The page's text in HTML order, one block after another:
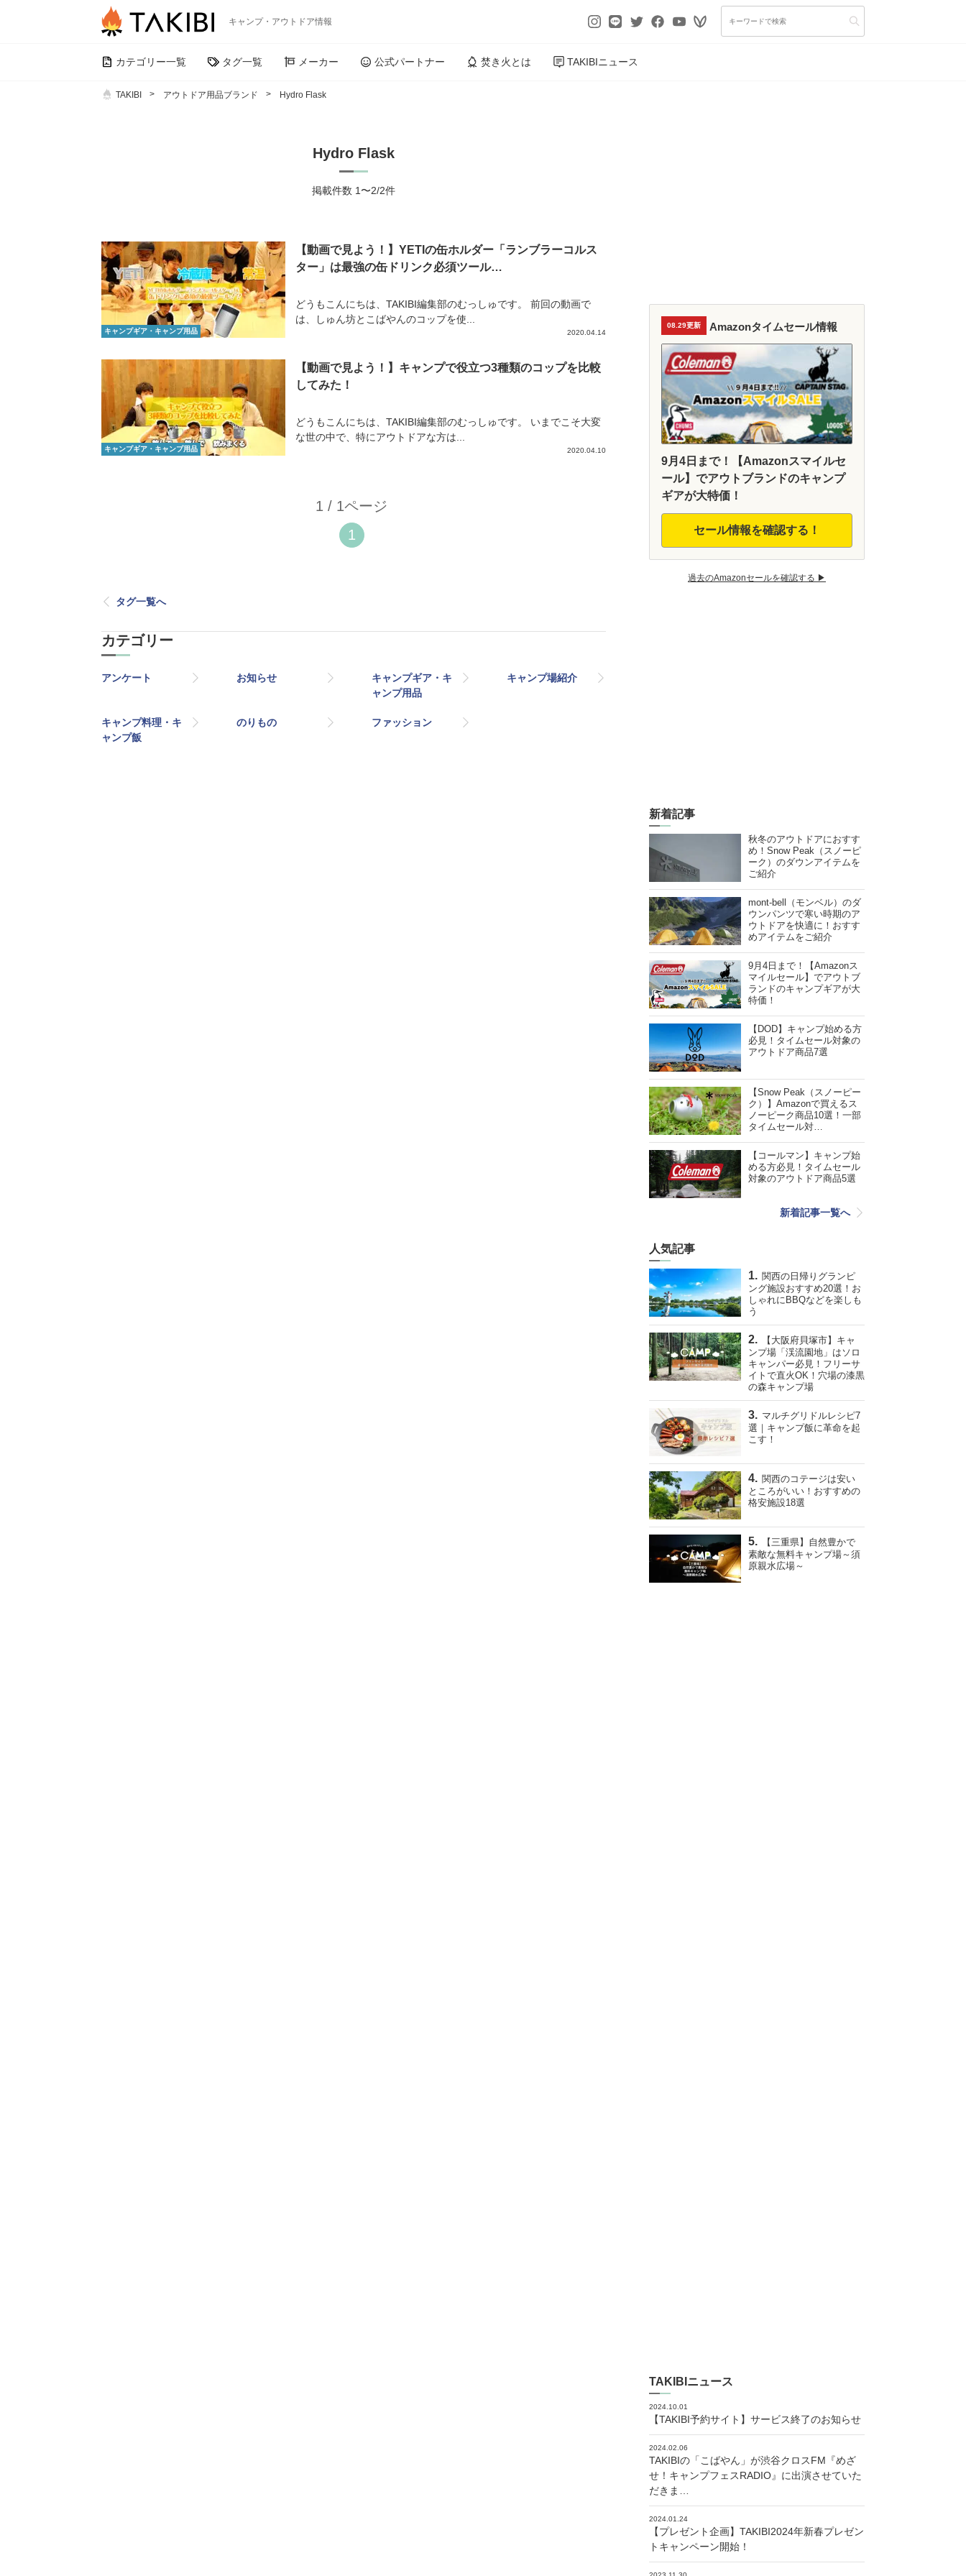
キャンプ・アウトドア情報
カテゴリー一覧 タグ一覧 メーカー 公式パートナー 焚き火とは TAKIBIニュース
TAKIBI アウトドア用品ブランド Hydro Flask
Hydro Flask
掲載件数 1〜2/2件
キャンプギア・キャンプ用品
【動画で見よう！】YETIの缶ホルダー「ランブラーコルス
ター」は最強の缶ドリンク必須ツール…
どうもこんにちは、TAKIBI編集部のむっしゅです。 前回の動画で
は、しゅん坊とこばやんのコップを使...
2020.04.14
キャンプギア・キャンプ用品
【動画で見よう！】キャンプで役立つ3種類のコップを比較
してみた！
どうもこんにちは、TAKIBI編集部のむっしゅです。 いまでこそ大変
な世の中で、特にアウトドアな方は...
2020.04.10
1 / 1ページ
1
タグ一覧へ
カテゴリー
アンケート お知らせ
キャンプギア・キ
ャンプ用品
キャンプ場紹介
キャンプ料理・キ
ャンプ飯
のりもの ファッション
08.29更新 Amazonタイムセール情報
9月4日まで！【Amazonスマイルセ
ール】でアウトブランドのキャンプ
ギアが大特価！
セール情報を確認する！
過去のAmazonセールを確認する ▶︎
新着記事
秋冬のアウトドアにおすす
め！Snow Peak（スノーピ
ーク）のダウンアイテムを
ご紹介
mont-bell（モンベル）のダ
ウンパンツで寒い時期のア
ウトドアを快適に！おすす
めアイテムをご紹介
9月4日まで！【Amazonス
マイルセール】でアウトブ
ランドのキャンプギアが大
特価！
【DOD】キャンプ始める方
必見！タイムセール対象の
アウトドア商品7選
【Snow Peak（スノーピー
ク）】Amazonで買えるス
ノーピーク商品10選！一部
タイムセール対…
【コールマン】キャンプ始
める方必見！タイムセール
対象のアウトドア商品5選
新着記事一覧へ
人気記事
関西の日帰りグランピ
ング施設おすすめ20選！お
しゃれにBBQなどを楽しも
う
【大阪府貝塚市】キャ
ンプ場「渓流園地」はソロ
キャンパー必見！フリーサ
イトで直火OK！穴場の漆黒
の森キャンプ場
マルチグリドルレシピ7
選｜キャンプ飯に革命を起
こす！
関西のコテージは安い
ところがいい！おすすめの
格安施設18選
【三重県】自然豊かで
素敵な無料キャンプ場～須
原親水広場～
TAKIBIニュース
2024.10.01
【TAKIBI予約サイト】サービス終了のお知らせ
2024.02.06
TAKIBIの「こばやん」が渋谷クロスFM『めざ
せ！キャンプフェスRADIO』に出演させていた
だきま…
2024.01.24
【プレゼント企画】TAKIBI2024年新春プレゼン
トキャンペーン開始！